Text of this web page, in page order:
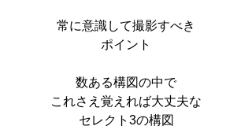
常に意識して撮影すべき
ポイント
数ある構図の中で
これさえ覚えれば大丈夫な
セレクト3の構図